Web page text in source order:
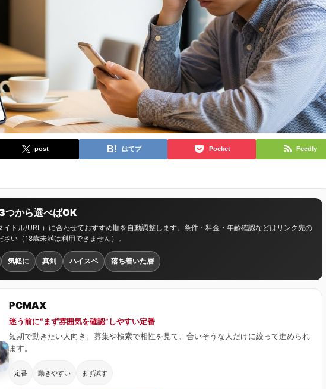
post はてブ Pocket Feedly
つから選べばOK
イトル/URL）に合わせておすすめ順を自動調整します。条件・料金・年齢確認などはリンク先の
い（18歳未満は利用できません）。
気軽に 真剣 ハイスペ 落ち着いた層
PCMAX
迷う前に“まず雰囲気を確認”しやすい定番
短期で動きたい人向き。募集や検索で相性を見て、合いそうな人だけに絞って進められ
ます。
定番 動きやすい まず試す